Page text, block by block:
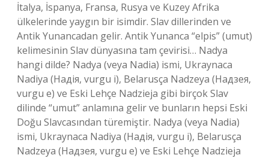
İtalya, İspanya, Fransa, Rusya ve Kuzey Afrika
ülkelerinde yaygın bir isimdir. Slav dillerinden ve
Antik Yunancadan gelir. Antik Yunanca “elpis” (umut)
kelimesinin Slav dünyasına tam çevirisi… Nadya
hangi dilde? Nadya (veya Nadia) ismi, Ukraynaca
Nadiya (Надія, vurgu i), Belarusça Nadzeya (Надзея,
vurgu e) ve Eski Lehçe Nadzieja gibi birçok Slav
dilinde “umut” anlamına gelir ve bunların hepsi Eski
Doğu Slavcasından türemiştir. Nadya (veya Nadia)
ismi, Ukraynaca Nadiya (Надія, vurgu i), Belarusça
Nadzeya (Надзея, vurgu e) ve Eski Lehçe Nadzieja